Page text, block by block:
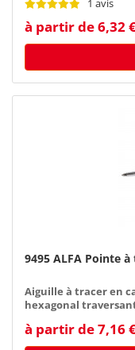
1 avis
à partir de 6,32
9495 ALFA Pointe
Aiguille à tracer en
hexagonal
à partir de 7,16